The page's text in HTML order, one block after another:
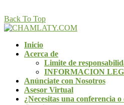
Back To Top
Inicio
Acerca de
Limite de
INFORMACION
Anúnciate con Nosotros
Asesor Virtual
¿Necesitas una conferencia o